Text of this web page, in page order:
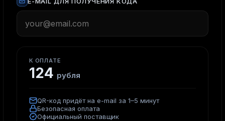
К ОПЛАТЕ
124 рубля
QR-код придёт на e-mail за 1–5 минут
Безопасная оплата
Официальный поставщик